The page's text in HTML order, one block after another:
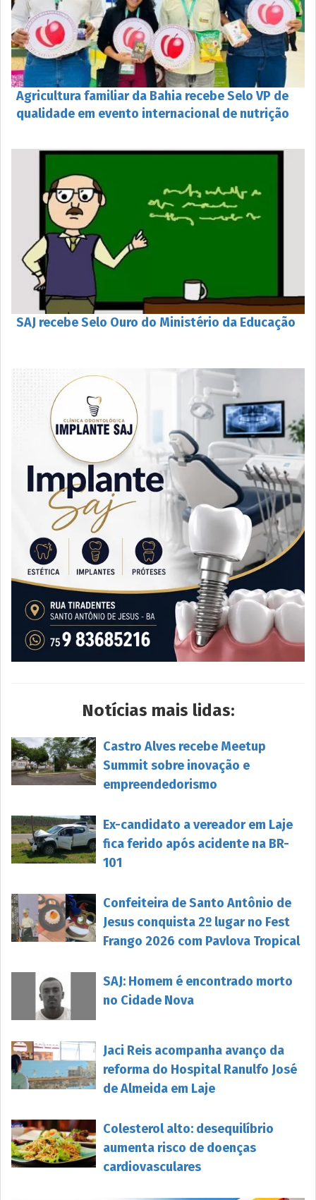
Agricultura familiar da Bahia recebe Selo VP de
qualidade em evento internacional de nutrição
SAJ recebe Selo Ouro do Ministério da Educação
Notícias mais lidas:
Castro Alves recebe Meetup
Summit sobre inovação e
empreendedorismo
Ex-candidato a vereador em Laje
fica ferido após acidente na BR-
101
Confeiteira de Santo Antônio de
Jesus conquista 2º lugar no Fest
Frango 2026 com Pavlova Tropical
SAJ: Homem é encontrado morto
no Cidade Nova
Jaci Reis acompanha avanço da
reforma do Hospital Ranulfo José
de Almeida em Laje
Colesterol alto: desequilíbrio
aumenta risco de doenças
cardiovasculares